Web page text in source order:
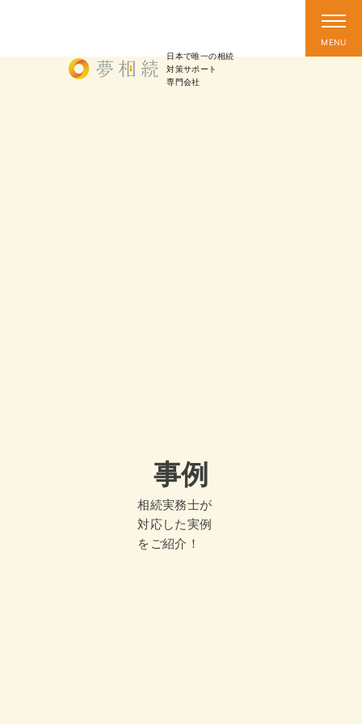
日本で唯一の相続
対策サポート
専門会社
事例
相続実務士が
対応した実例
をご紹介！